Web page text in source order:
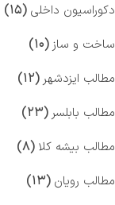
دکوراسیون داخلی (۱۵)
ساخت و ساز (۱۰)
مطالب ایزدشهر (۱۲)
مطالب بابلسر (۲۳)
مطالب بیشه کلا (۸)
مطالب رویان (۱۳)